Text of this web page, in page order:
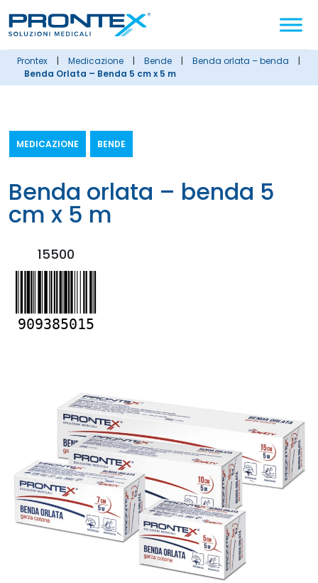
sito
prontex | medicazione | bende | benda orlata – benda
|
Benda Orlata – Benda 5 cm x 5 m
MEDICAZIONE BENDE
benda orlata – benda 5
cm x 5 m
15500
909385015